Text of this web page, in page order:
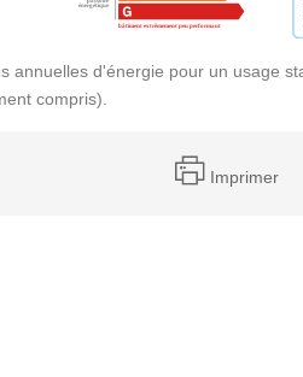
annuelles d'énergie pour un usage
compris).
Imprimer